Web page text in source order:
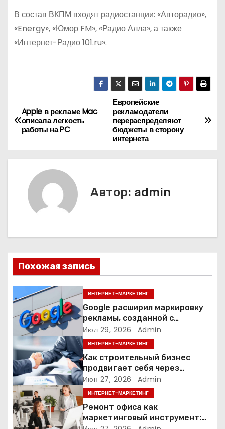
В состав ВКПМ входят радиостанции: «Авторадио»,
«Energy», «Юмор FM», «Радио Алла», а также
«Интернет-Радио 101.ru».
Н
а
ц
и
я
п
о
з
а
п
и
с
Европейские
рекламодатели
перераспределяют
бюджеты в сторону
интернета
Apple в рекламе Mac
описала легкость
работы на PC
Автор: admin
Похожая запись
ИНТЕРНЕТ-МАРКЕТИНГ
Google расширил маркировку
рекламы, созданной с
помощью искусственного
интеллекта
Июл 29, 2026 Admin
ИНТЕРНЕТ-МАРКЕТИНГ
Как строительный бизнес
продвигает себя через
контент: кейс кровельных
компаний
Июн 27, 2026 Admin
ИНТЕРНЕТ-МАРКЕТИНГ
Ремонт офиса как
маркетинговый инструмент: